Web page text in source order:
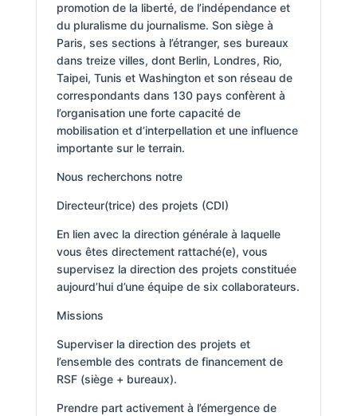
promotion de la liberté, de l’indépendance et
du pluralisme du journalisme. Son siège à
Paris, ses sections à l’étranger, ses bureaux
dans treize villes, dont Berlin, Londres, Rio,
Taipei, Tunis et Washington et son réseau de
correspondants dans 130 pays confèrent à
l’organisation une forte capacité de
mobilisation et d’interpellation et une influence
importante sur le terrain.
Nous recherchons notre
Directeur(trice) des projets (CDI)
En lien avec la direction générale à laquelle
vous êtes directement rattaché(e), vous
supervisez la direction des projets constituée
aujourd’hui d’une équipe de six collaborateurs.
Missions
Superviser la direction des projets et
l’ensemble des contrats de financement de
RSF (siège + bureaux).
Prendre part activement à l’émergence de